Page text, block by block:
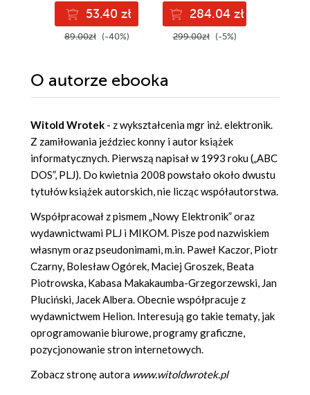
53.40 zł
89.00zł (-40%)
284.04 zł
299.00zł (-5%)
O autorze ebooka
Witold Wrotek - z wykształcenia mgr inż. elektronik.
Z zamiłowania jeździec konny i autor książek
informatycznych. Pierwszą napisał w 1993 roku („ABC
DOS”, PLJ). Do kwietnia 2008 powstało około dwustu
tytułów książek autorskich, nie licząc współautorstwa.
Współpracował z pismem „Nowy Elektronik” oraz
wydawnictwami PLJ i MIKOM. Pisze pod nazwiskiem
własnym oraz pseudonimami, m.in. Paweł Kaczor, Piotr
Czarny, Bolesław Ogórek, Maciej Groszek, Beata
Piotrowska, Kabasa Makakaumba-Grzegorzewski, Jan
Pluciński, Jacek Albera. Obecnie współpracuje z
wydawnictwem Helion. Interesują go takie tematy, jak
oprogramowanie biurowe, programy graficzne,
pozycjonowanie stron internetowych.
Zobacz stronę autora www.witoldwrotek.pl